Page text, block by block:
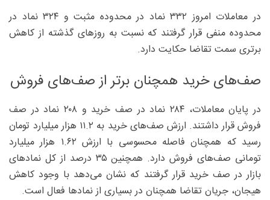
در معاملات امروز ۳۳۲ نماد در محدوده مثبت و ۳۲۴ نماد در
محدوده منفی قرار گرفتند که نسبت به روزهای گذشته از کاهش
برتری سمت تقاضا حکایت دارد.
صف‌های خرید همچنان برتر از صف‌های فروش
در پایان معاملات، ۲۸۴ نماد در صف خرید و ۲۰۸ نماد در صف
فروش قرار داشتند. ارزش صف‌های خرید به ۱۱.۲ هزار میلیارد تومان
رسید که همچنان فاصله محسوسی با ارزش ۱.۶۲ هزار میلیارد
تومانی صف‌های فروش دارد. همچنین ۳۵ درصد از کل نمادهای
بازار در صف خرید قرار گرفتند که نشان می‌دهد با وجود کاهش
هیجان، جریان تقاضا همچنان در بسیاری از نمادها فعال است.